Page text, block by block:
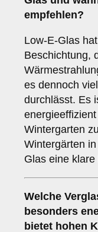
empfehlen?
Low-E-Glas
Beschichtung,
es dennoch
durchlässt. Es
Wintergarten
Wintergärten
Glas eine
Welche
besonders
bietet hohen